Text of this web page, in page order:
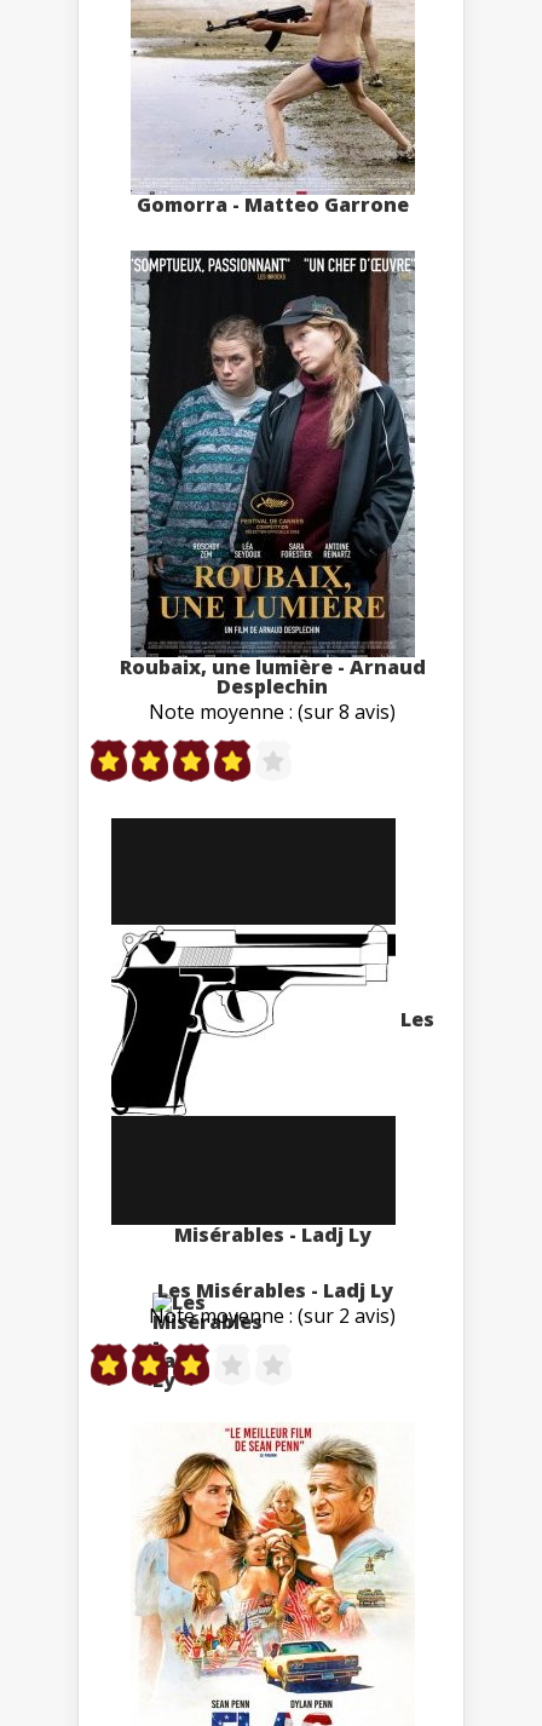
Gomorra - Matteo Garrone
Roubaix, une lumière - Arnaud
Desplechin
Note moyenne : (sur 8 avis)
Les
Misérables - Ladj Ly
Les Misérables - Ladj Ly
Note moyenne : (sur 2 avis)